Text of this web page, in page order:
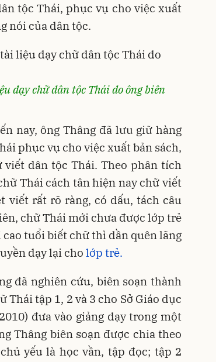
tộc Thái, phục vụ cho việc xuất
nói của dân tộc.
dạy chữ dân tộc Thái do ông biên
nay, ông Thâng đã lưu giữ hàng
phục vụ cho việc xuất bản sách,
dân tộc Thái. Theo phân tích
Thái cách tân hiện nay chữ viết
viết rất rõ ràng, có dấu, tách câu
chữ Thái mới chưa được lớp trẻ
tuổi biết chữ thì dần quên lãng
dạy lại cho lớp trẻ.
đã nghiên cứu, biên soạn thành
Thái tập 1, 2 và 3 cho Sở Giáo dục
đưa vào giảng dạy trong một
Thâng biên soạn được chia theo
yếu là học vần, tập đọc; tập 2